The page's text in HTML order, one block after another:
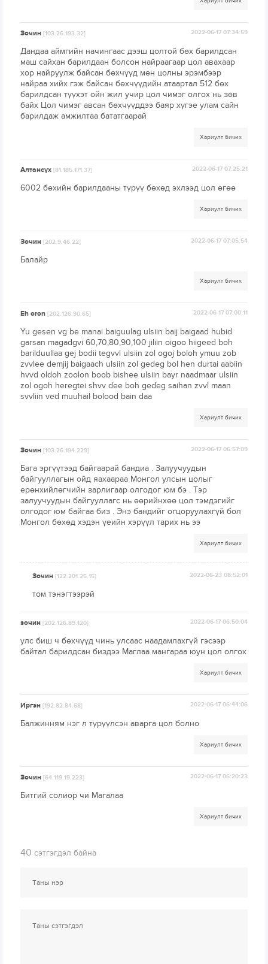
Зочин[103.26.193.32] 2022-06-17 07:34:59
Дандаа аймгийн начингаас дээш цолтой бөх барилдсан
маш сайхан барилдаан болсон найраагаар цол авахаар
хор найруулж байсан бөхчүүд мөн цолны эрэмбээр
найраа хийх гэж байсан бөхчүүдийн атаартал 512 бөх
барилдсан түүхэт ойн жил учир цол чимэг олгох нь зөв
байх Цол чимэг авсан бөхчүүддээ баяр хүгэе улам сайн
барилдаж амжилтаа бататгаарай
Хариулт бичих
Алтансүх[81.185.171.37] 2022-06-17 07:25:21
6002 бөхийн барилдааны түрүү бөхөд эхлээд цол өгөө
Хариулт бичих
Зочин[202.9.46.22] 2022-06-17 07:05:54
Балайр
Хариулт бичих
Eh oron[202.126.90.65] 2022-06-17 07:00:11
Yu gesen vg be manai baiguulag ulsiin baij baigaad hubid
garsan magadgvi 60,70,80,90,100 jiliin oigoo hiigeed boh
barilduullaa gej bodii tegvvl ulsiin zol ogoj boloh ymuu zob
zvvlee demjij baigaach ulsiin zol gedeg bol hen durtai aabiin
hvvd oldoh zoolon boob bishee ulsiin bayr naadmaar ulsiin
zol ogoh heregtei shvv dee boh gedeg saihan zvvl maan
svvliin ved muuhail bolood bain daa
Хариулт бичих
Зочин[103.26.194.229] 2022-06-17 06:57:09
Бага эргүүтээд байгаарай бандиа . Залуучуудын
байгууллагын ойд яахаараа Монгол улсын цолыг
ерөнхийлөгчийн зарлигаар олгодог юм бэ . Тэр
залуучуудын байгууллагс нь өөрийнхөө цол тэмдэгийг
олгодог юм байгаа биз . Энэ бандийг огцоруулахгүй бол
Монгол бөхөд хэдэн үеийн хэрүүл тарих нь ээ
Хариулт бичих
Зочин[122.201.25.15] 2022-06-23 08:52:01
том тэнэгтээрэй
зочин[202.126.89.120] 2022-06-17 06:50:04
улс биш ч бөхчүүд чинь улсаас наадамлахгүй гэсээр
байтал барилдсан биздээ Маглаа мангараа юун цол олгох
Хариулт бичих
Иргэн[192.82.84.68] 2022-06-17 06:44:06
Балжинням нэг л түрүүлсэн аварга цол болно
Хариулт бичих
Зочин[64.119.19.223] 2022-06-17 06:20:23
Битгий солиор чи Магалаа
Хариулт бичих
40 сэтгэгдэл байна